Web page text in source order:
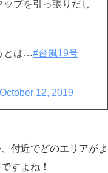
プを引っ張りだし
とは…#台風19号
October 12, 2019
付近でどのエリアがよ
すよね！